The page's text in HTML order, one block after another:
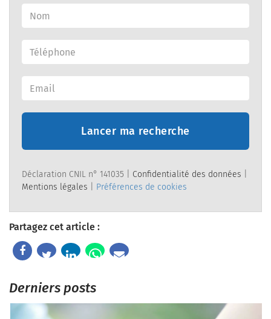
Lancer ma recherche
Déclaration CNIL n° 141035 | Confidentialité des données
Mentions légales
Préférences de cookies
Partagez cet article :
Derniers posts